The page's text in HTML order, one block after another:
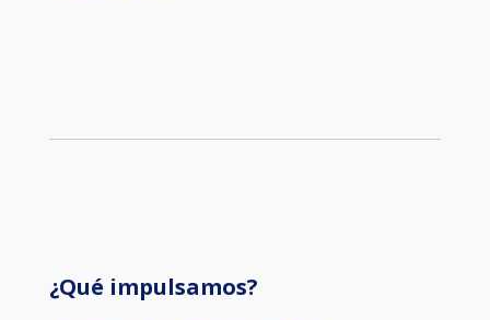
¿Qué impulsamos?